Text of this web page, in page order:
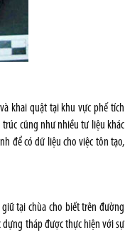
khai quật tại khu vực phế tích
trúc cũng như nhiều tư liệu khác
để có dữ liệu cho việc tôn tạo,
tại chùa cho biết trên đ­ường
dựng tháp đ­ược thực hiện với sự